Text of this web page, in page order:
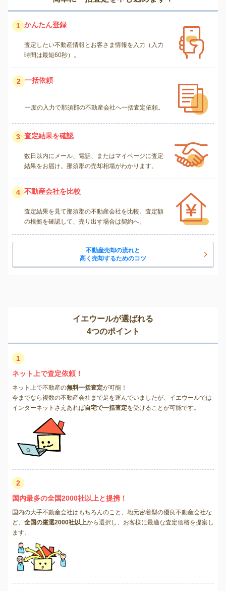
1 かんたん登録
査定したい不動産情報とお客さま情報を入力（入力
時間は最短60秒）。
2 一括依頼
一度の入力で那須郡の不動産会社へ一括査定依頼。
3 査定結果を確認
数日以内にメール、電話、またはマイページに査定
結果をお届け。那須郡の売却相場がわかります。
4 不動産会社を比較
査定結果を見て那須郡の不動産会社を比較。査定額
の根拠を確認して、売り出す場合は契約へ。
不動産売却の流れと
高く売却するためのコツ
イエウールが選ばれる
4つのポイント
1
ネット上で査定依頼！
ネット上で不動産の無料一括査定が可能！
今までなら複数の不動産会社まで足を運んでいましたが、イエウールでは
インターネットさえあれば自宅で一括査定を受けることが可能です。
2
国内最多の全国2000社以上と提携！
国内の大手不動産会社はもちろんのこと、地元密着型の優良不動産会社な
ど、 全国の厳選2000社以上から選択し、お客様に最適な査定価格を提案し
ます。